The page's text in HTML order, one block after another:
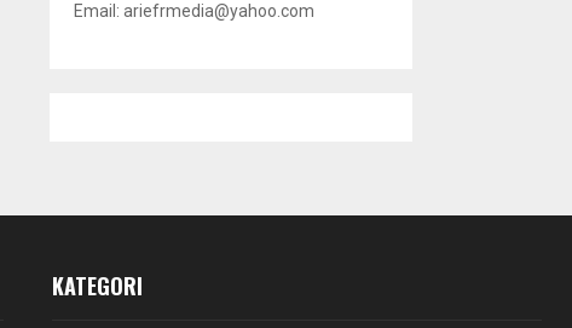
Email: ariefrmedia@yahoo.com
KATEGORI